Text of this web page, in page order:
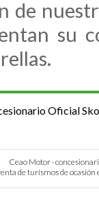
de
su
Oficial
Ceao Motor ·
de turismos de ocasión